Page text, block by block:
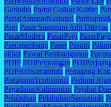
Gerindra Partai Golkar Kaltim
PartaiAmanatNasional
Pagi Pasar Sanggam Adji Dilayas
PasarModern PasarPagi
Pascatambang Paser Pasutri
akbar Pawai Pembangunan
PDIP PDIPerjuangan
PDPRDSamarinda Pedagang
PedagangTradisional Pedium
PegadaianKalimantan Pejabat
Pelabuhan PelabuhanSamarinda